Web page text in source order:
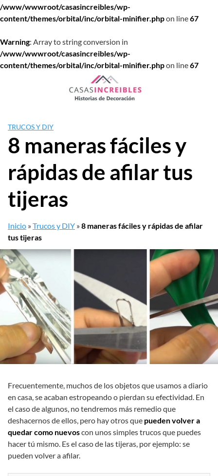
/www/wwwroot/casasincreibles/wp-
content/themes/orbital/inc/orbital-minifier.phpon line67
Warning: Array to string conversion in
/www/wwwroot/casasincreibles/wp-
content/themes/orbital/inc/orbital-minifier.phpon line67
TRUCOS Y DIY
8 maneras fáciles y
rápidas de afilar tus
tijeras
Inicio »Trucos y DIY »8 maneras fáciles y rápidas de afilar
tus tijeras
Frecuentemente, muchos de los objetos que usamos a diario
en casa, se acaban estropeando o pierdan su efectividad. En
el caso de algunos, no tendremos más remedio que
deshacernos de ellos, pero hay otros que pueden volver a
quedar como nuevoscon unos simples trucos que puedes
hacer tú mismo. Es el caso de las tijeras, por ejemplo: se
pueden volver a afilar.